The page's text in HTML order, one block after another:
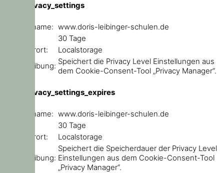
user_privacy_settings
Domainname: www.doris-leibinger-schulen.de
30 Tage
Speicherort:
Localstorage
Beschreibung: Speichert die Privacy Level Einstellungen aus
dem Cookie-Consent-Tool „Privacy Manager“.
user_privacy_settings_expires
Domainname: www.doris-leibinger-schulen.de
30 Tage
Speicherort:
Localstorage
Beschreibung:
Speichert die Speicherdauer der Privacy Level
Einstellungen aus dem Cookie-Consent-Tool
„Privacy Manager“.